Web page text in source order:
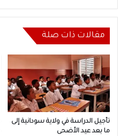
مقالات ذات صلة
تأجيل الدراسة في ولاية سودانية إلى
ما بعد عيد الأضحى